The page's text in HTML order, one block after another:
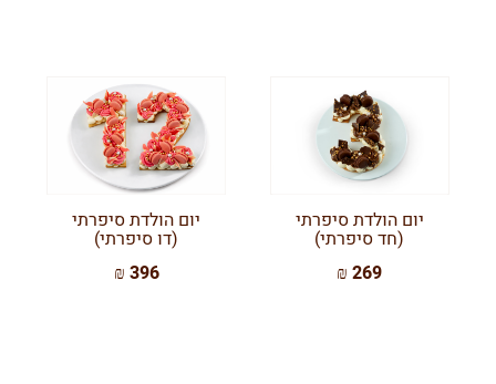
יום הולדת סיפרתי
(חד סיפרתי)
269 ₪
יום הולדת סיפרתי
(דו סיפרתי)
396 ₪